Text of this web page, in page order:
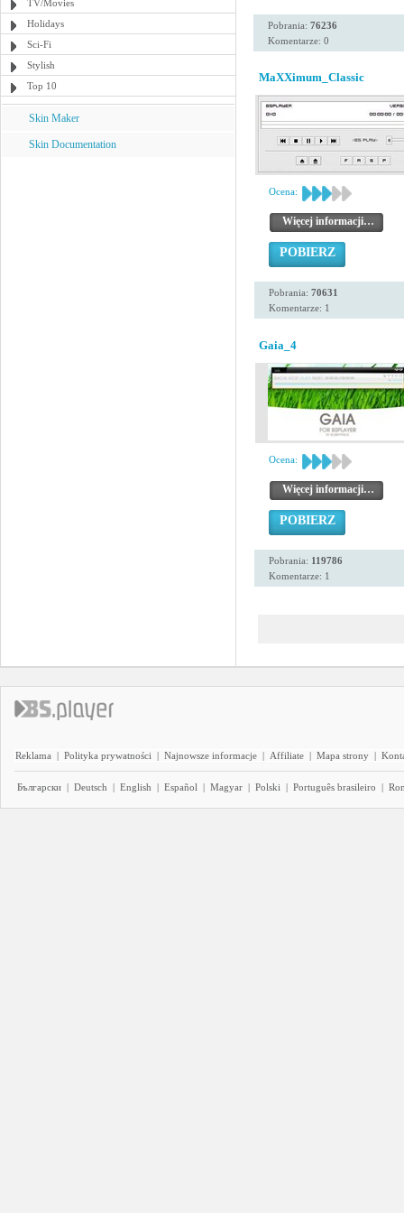
TV/Movies
Holidays
Sci-Fi
Stylish
Top 10
Skin Maker
Skin Documentation
Pobrania: 76236
Komentarze: 0
MaXXimum_Classic
Ocena:
Więcej informacji…
POBIERZ
Pobrania: 70631
Komentarze: 1
Gaia_4
Ocena:
Więcej informacji…
POBIERZ
Pobrania: 119786
Komentarze: 1
Reklama | Polityka prywatności | Najnowsze informacje | Affiliate | Mapa strony |
Български | Deutsch | English | Español | Magyar | Polski | Português brasileiro |